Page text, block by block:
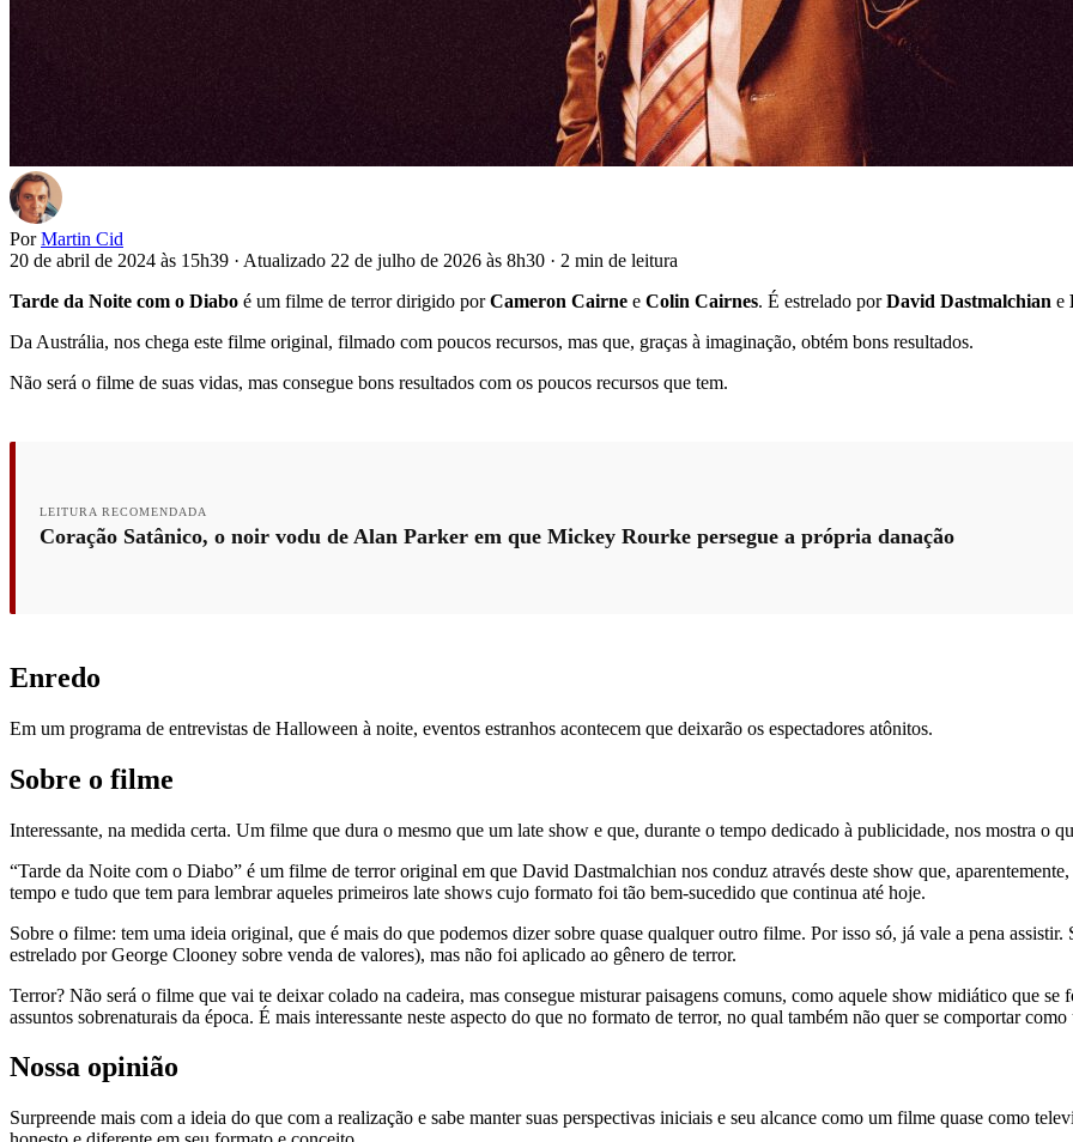
Por Martin Cid
20 de abril de 2024 às 15h39 · Atualizado 22 de julho de 2026 às 8h30 · 2 min de leitura
Tarde da Noite com o Diabo é um filme de terror dirigido porCameron Cairne e Colin Cairnes. É estrelado porDavid Dastmalchian e
Da Austrália, nos chega este filme original, filmado com poucos recursos, mas que, graças à imaginação, obtém bons resultados.
Não será o filme de suas vidas, mas consegue bons resultados com os poucos recursos que tem.
LEITURA RECOMENDADA
Coração Satânico, o noir vodu de Alan Parker em que Mickey Rourke persegue a própria danação
Enredo
Em um programa de entrevistas de Halloween à noite, eventos estranhos acontecem que deixarão os espectadores atônitos.
Sobre o filme
Interessante, na medida certa. Um filme que dura o mesmo que um late show e que, durante o tempo dedicado à publicidade, nos mostra o
“Tarde da Noite com o Diabo” é um filme de terror original em que David Dastmalchian nos conduz através deste show que,
tempo e tudo que tem para lembrar aqueles primeiros late shows cujo formato foi tão bem-sucedido que continua até hoje.
Sobre o filme: tem uma ideia original, que é mais do que podemos dizer sobre quase qualquer outro filme. Por isso só, já vale a pena
estrelado por George Clooney sobre venda de valores), mas não foi aplicado ao gênero de terror.
Terror? Não será o filme que vai te deixar colado na cadeira, mas consegue misturar paisagens comuns, como aquele show midiático que
assuntos sobrenaturais da época. É mais interessante neste aspecto do que no formato de terror, no qual também não quer se comportar
Nossa opinião
Surpreende mais com a ideia do que com a realização e sabe manter suas perspectivas iniciais e seu alcance como um filme quase como